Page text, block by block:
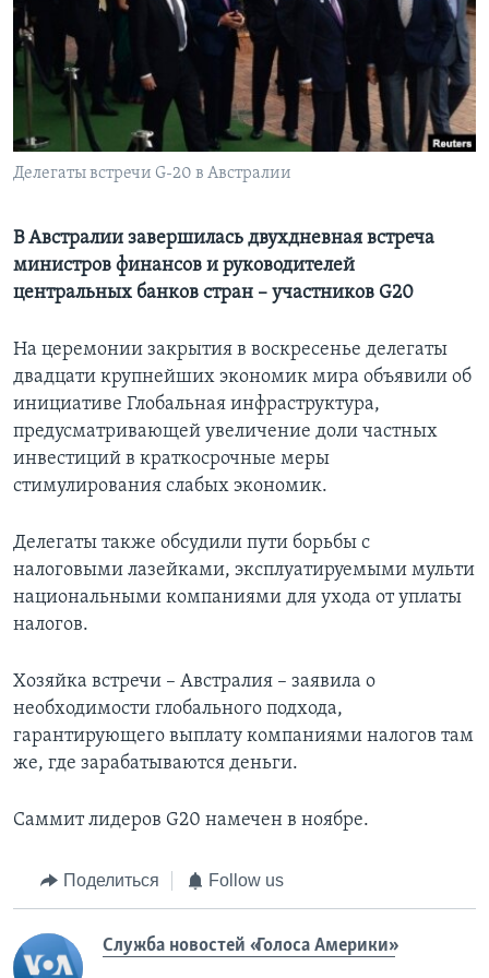
Learning English
СОЦИАЛЬНЫЕ СЕТИ
Делегаты встречи G-20 в Австралии
В Австралии завершилась двухдневная встреча
министров финансов и руководителей
центральных банков стран – участников G20
На церемонии закрытия в воскресенье делегаты
двадцати крупнейших экономик мира объявили об
инициативе Глобальная инфраструктура,
предусматривающей увеличение доли частных
инвестиций в краткосрочные меры
стимулирования слабых экономик.
Делегаты также обсудили пути борьбы с
налоговыми лазейками, эксплуатируемыми мульти
национальными компаниями для ухода от уплаты
налогов.
Хозяйка встречи – Австралия – заявила о
необходимости глобального подхода,
гарантирующего выплату компаниями налогов там
же, где зарабатываются деньги.
Саммит лидеров G20 намечен в ноябре.
Поделиться Follow us
Служба новостей «Голоса Америки»